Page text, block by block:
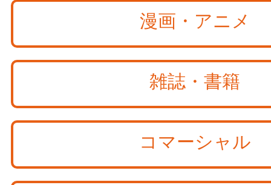
漫画・アニメ
雑誌・書籍
コマーシャル